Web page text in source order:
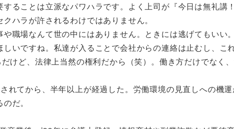
することは立派なパワハラです。よく上司が『今日は無礼講
ハラが許されるわけではありません。
職場なんて世の中にはありません。ときには逃げてもいい
いですね。私達が入ることで会社からの連絡は止むし、こ
ど、法律上当然の権利だから（笑）。働き方だけでなく
れてから、半年以上が経過した。労働環境の見直しへの機
だ。